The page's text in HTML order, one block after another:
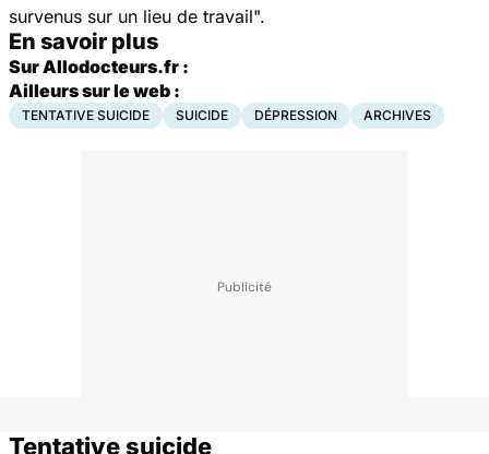
survenus sur un lieu de travail".
En savoir plus
Sur Allodocteurs.fr :
Ailleurs sur le web :
TENTATIVE SUICIDE SUICIDE DÉPRESSION ARCHIVES
Tentative suicide